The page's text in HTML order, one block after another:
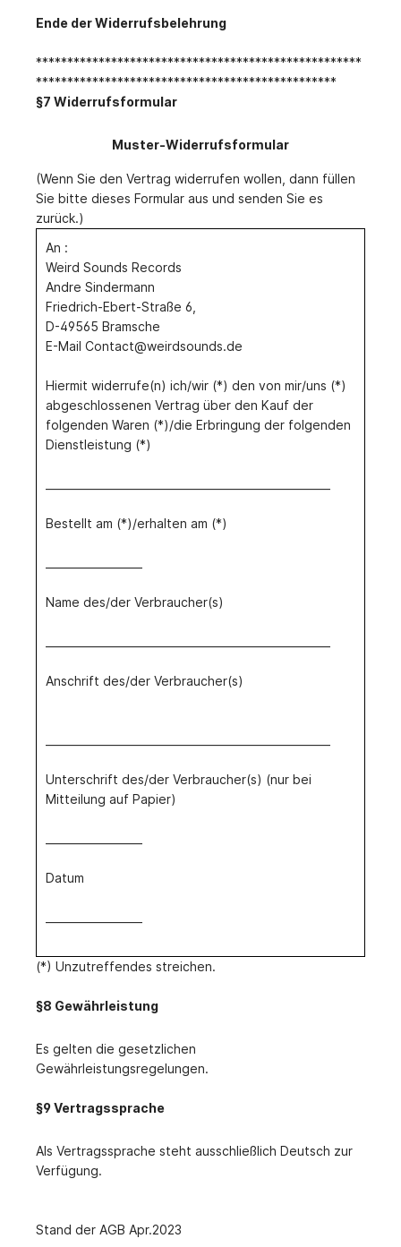
Ende der Widerrufsbelehrung
****************************************************
************************************************
§7 Widerrufsformular
Muster-Widerrufsformular
(Wenn Sie den Vertrag widerrufen wollen, dann füllen
Sie bitte dieses Formular aus und senden Sie es
zurück.)
An :
Weird Sounds Records
Andre Sindermann
Friedrich-Ebert-Straße 6,
D-49565 Bramsche
E-Mail Contact@weirdsounds.de
Hiermit widerrufe(n) ich/wir (*) den von mir/uns (*)
abgeschlossenen Vertrag über den Kauf der
folgenden Waren (*)/die Erbringung der folgenden
Dienstleistung (*)
Bestellt am (*)/erhalten am (*)
Name des/der Verbraucher(s)
Anschrift des/der Verbraucher(s)
Unterschrift des/der Verbraucher(s) (nur bei
Mitteilung auf Papier)
Datum
(*) Unzutreffendes streichen.
§8 Gewährleistung
Es gelten die gesetzlichen
Gewährleistungsregelungen.
§9 Vertragssprache
Als Vertragssprache steht ausschließlich Deutsch zur
Verfügung.
Stand der AGB Apr.2023